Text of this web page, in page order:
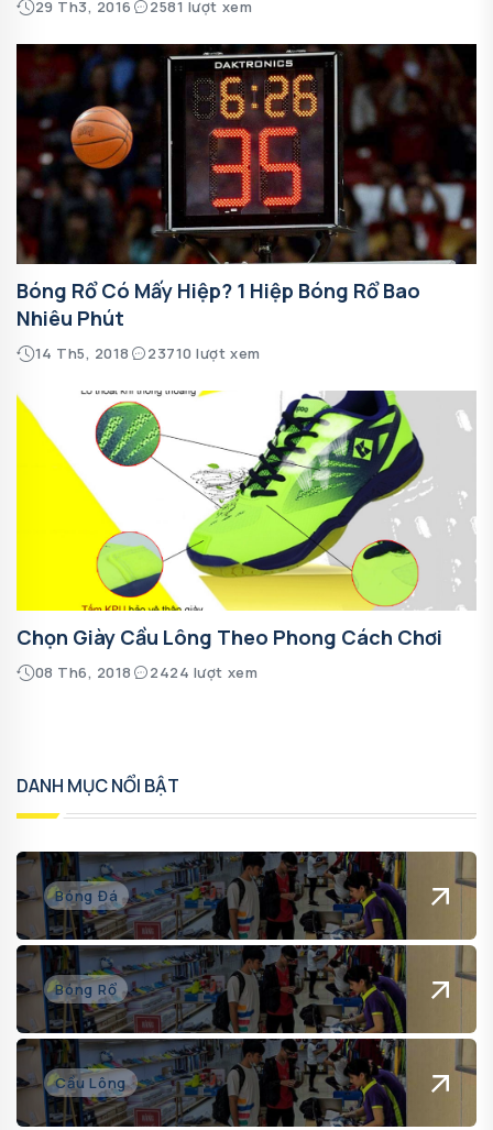
29 Th3, 2016 2581 lượt xem
Bóng Rổ Có Mấy Hiệp? 1 Hiệp Bóng Rổ Bao
Nhiêu Phút
14 Th5, 2018 23710 lượt xem
Chọn Giày Cầu Lông Theo Phong Cách Chơi
08 Th6, 2018 2424 lượt xem
DANH MỤC NỔI BẬT
Bóng Đá
Bóng Rổ
Cầu Lông